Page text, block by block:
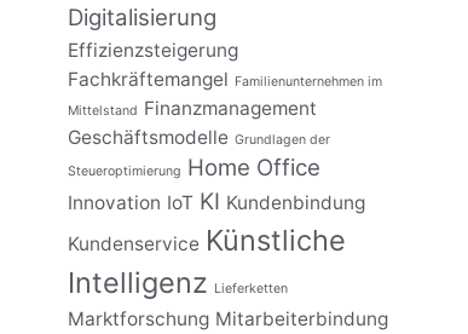
Digitalisierung
Effizienzsteigerung
Fachkräftemangel Familienunternehmen im
Mittelstand Finanzmanagement
Geschäftsmodelle Grundlagen der
Steueroptimierung Home Office
Innovation IoT KI Kundenbindung
Kundenservice Künstliche
Intelligenz Lieferketten
Marktforschung Mitarbeiterbindung